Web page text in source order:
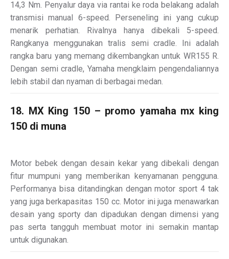
14,3 Nm. Penyalur daya via rantai ke roda belakang adalah
transmisi manual 6-speed. Perseneling ini yang cukup
menarik perhatian. Rivalnya hanya dibekali 5-speed.
Rangkanya menggunakan tralis semi cradle. Ini adalah
rangka baru yang memang dikembangkan untuk WR155 R.
Dengan semi cradle, Yamaha mengklaim pengendaliannya
lebih stabil dan nyaman di berbagai medan.
18. MX King 150 – promo yamaha mx king
150 di muna
Motor bebek dengan desain kekar yang dibekali dengan
fitur mumpuni yang memberikan kenyamanan pengguna.
Performanya bisa ditandingkan dengan motor sport 4 tak
yang juga berkapasitas 150 cc. Motor ini juga menawarkan
desain yang sporty dan dipadukan dengan dimensi yang
pas serta tangguh membuat motor ini semakin mantap
untuk digunakan.